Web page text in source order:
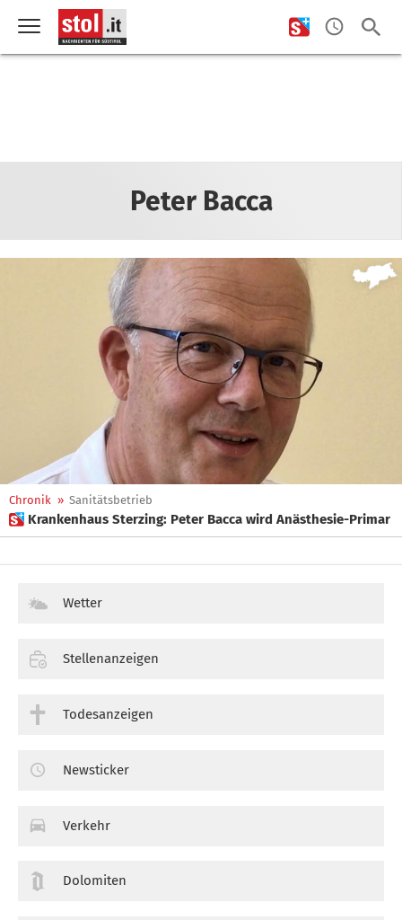
Peter Bacca
Chronik » Sanitätsbetrieb
 Krankenhaus Sterzing: Peter Bacca wird Anästhesie-Primar
Wetter
Stellenanzeigen
Todesanzeigen
Newsticker
Verkehr
Dolomiten